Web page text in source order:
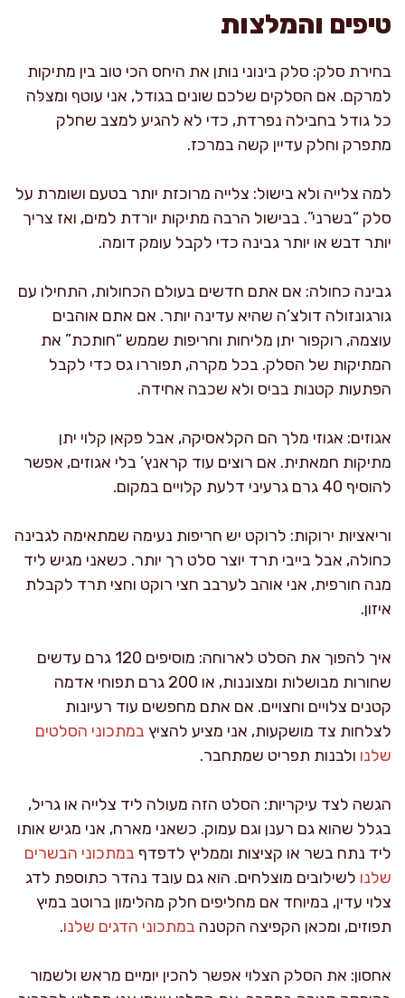
טיפים והמלצות
בחירת סלק: סלק בינוני נותן את היחס הכי טוב בין מתיקות
למרקם. אם הסלקים שלכם שונים בגודל, אני עוטף ומצלּה
כל גודל בחבילה נפרדת, כדי לא להגיע למצב שחלק
מתפרק וחלק עדיין קשה במרכז.
למה צלייה ולא בישול: צלייה מרוכזת יותר בטעם ושומרת על
סלק “בשרני”. בבישול הרבה מתיקות יורדת למים, ואז צריך
יותר דבש או יותר גבינה כדי לקבל עומק דומה.
גבינה כחולה: אם אתם חדשים בעולם הכחולות, התחילו עם
גורגונזולה דולצ’ה שהיא עדינה יותר. אם אתם אוהבים
עוצמה, רוקפור יתן מליחות וחריפות שממש “חותכת” את
המתיקות של הסלק. בכל מקרה, תפוררו גס כדי לקבל
הפתעות קטנות בביס ולא שכבה אחידה.
אגוזים: אגוזי מלך הם הקלאסיקה, אבל פקאן קלוי יתן
מתיקות חמאתית. אם רוצים עוד קראנץ’ בלי אגוזים, אפשר
להוסיף 40 גרם גרעיני דלעת קלויים במקום.
וריאציות ירוקות: לרוקט יש חריפות נעימה שמתאימה לגבינה
כחולה, אבל בייבי תרד יוצר סלט רך יותר. כשאני מגיש ליד
מנה חורפית, אני אוהב לערבב חצי רוקט וחצי תרד לקבלת
איזון.
איך להפוך את הסלט לארוחה: מוסיפים 120 גרם עדשים
שחורות מבושלות ומצוננות, או 200 גרם תפוחי אדמה
קטנים צלויים וחצויים. אם אתם מחפשים עוד רעיונות
לצלחות צד מושקעות, אני מציע להציץ במתכוני הסלטים
שלנו ולבנות תפריט שמתחבר.
הגשה לצד עיקריות: הסלט הזה מעולה ליד צלייה או גריל,
בגלל שהוא גם רענן וגם עמוק. כשאני מארח, אני מגיש אותו
ליד נתח בשר או קציצות וממליץ לדפדף במתכוני הבשרים
שלנו לשילובים מוצלחים. הוא גם עובד נהדר כתוספת לדג
צלוי עדין, במיוחד אם מחליפים חלק מהלימון ברוטב במיץ
תפוזים, ומכאן הקפיצה הקטנה במתכוני הדגים שלנו.
אחסון: את הסלק הצלוי אפשר להכין יומיים מראש ולשמור